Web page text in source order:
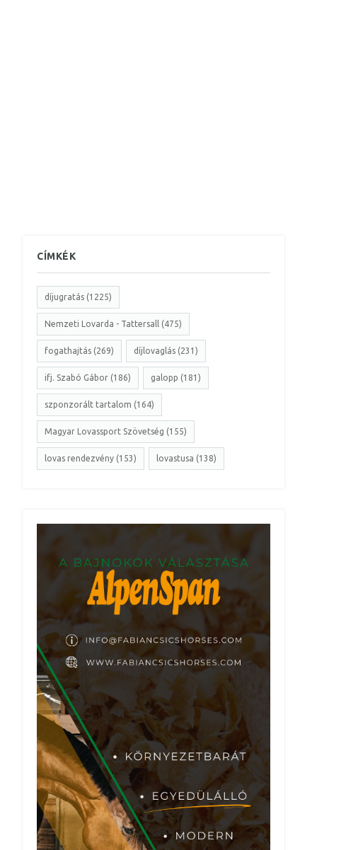
CÍMKÉK
díjugratás (1225)
Nemzeti Lovarda - Tattersall (475)
fogathajtás (269) díjlovaglás (231)
ifj. Szabó Gábor (186) galopp (181)
szponzorált tartalom (164)
Magyar Lovassport Szövetség (155)
lovas rendezvény (153) lovastusa (138)